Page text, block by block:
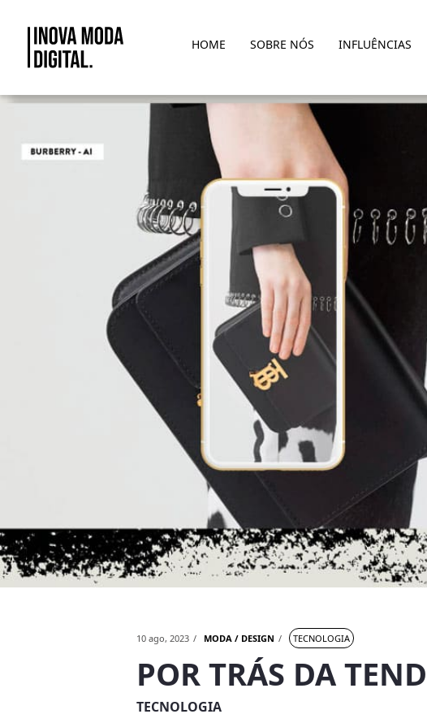
POR TRÁS DA TENDÊNCIA:
HOME SOBRE NÓS INFLUÊNCIAS
10 ago, 2023 MODA / DESIGN TECNOLOGIA
POR TRÁS DA
TECNOLOGIA